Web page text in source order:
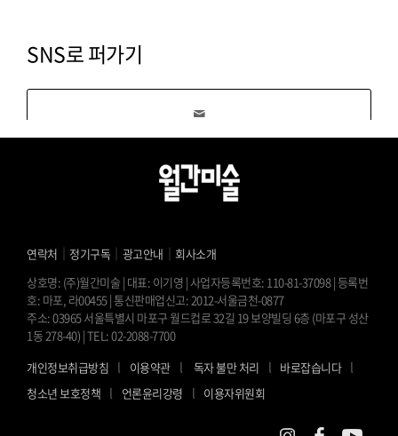
SNS로 퍼가기
연락처 ｜ 정기구독 ｜ 광고안내 ｜ 회사소개
상호명: (주)월간미술 | 대표: 이기영 | 사업자등록번호: 110-81-37098 | 등록번
호: 마포, 라00455 | 통신판매업신고: 2012-서울금천-0877
주소: 03965 서울특별시 마포구 월드컵로 32길 19 보양빌딩 6층 (마포구 성산
1동 278-40) | TEL: 02-2088-7700
개인정보취급방침 l 이용약관 l 독자 불만 처리 l 바로잡습니다 l
청소년 보호정책 l 언론윤리강령 l 이용자위원회